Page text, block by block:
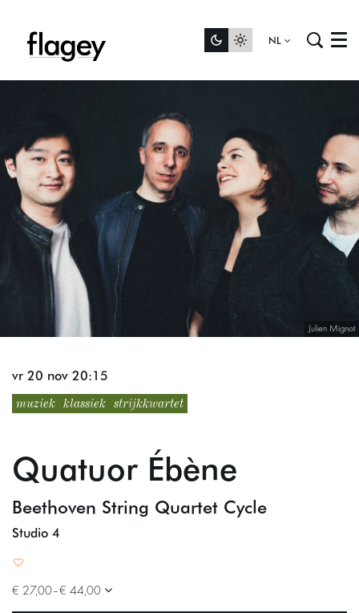
NL Menu
Julien Mignot
muziek klassiek strijkkwartet
Quatuor Ébène
Beethoven String Quartet Cycle
vr 20 nov 20:15
Studio 4
€ 27,00–€ 44,00